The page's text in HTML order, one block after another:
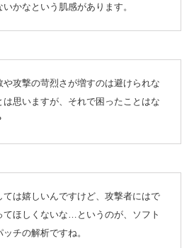
いかなという肌感があります。
や攻撃の苛烈さが増すのは避けられな
は思いますが、それで困ったことはな
ては嬉しいんですけど、攻撃者にはで
てほしくないな…というのが、ソフト
チの解析ですね。